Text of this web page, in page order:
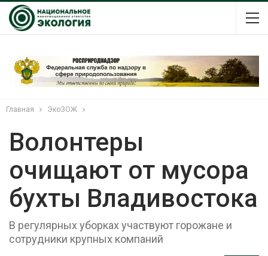
Главная ЭкоЗОЖ
Волонтеры
очищают от мусора
бухты Владивостока
В регулярных уборках участвуют горожане и
сотрудники крупных компаний